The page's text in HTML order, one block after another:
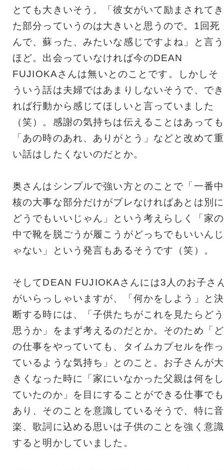
とても大きいそう。「彼女がいて励まされてき
た部分っていうのは大きいと思うので。1回死
んで、蘇った、みたいな感じですよね」と言う
ほど。出会っていなければ今のDEAN
FUJIOKAさんは無いとのことです。しかしそ
ういう話は夫婦ではあまりしないそうで、でき
れば行動から感じてほしいと言っていました
（笑）。感謝の気持ちは伝えることはあっても
「あの時のあれ、ありがとう」などと改めて重
い話はしたくないのだとか。
奥さんはシンプルで強い方とのことで「一番中
核の大事な部分だけがブレなければあとは別に
どうでもいいじゃん」という考えらしく「家の
中で靴を脱ごうが履こうがどっちでもいいんじ
ゃない」という発言もあるそうです（笑）。
そしてDEAN FUJIOKAさんには3人のお子さ
がいらっしゃいますが、「何かをしよう」と決
断する時には、「子供たちがこれを見たらどう
思うか」をまず考えるのだとか。そのため「ど
の仕事をやっていても、タイムカプセルを作っ
ているような気持ち」とのこと。お子さんが大
きくなった時に「家にいなかった父親は何をし
ていたのか」を目にすることができる仕事でも
あり、そのことを意識しているそうで、特に音
楽、歌詞に込める思いは子供のことを強く意識
すると明かしていました。